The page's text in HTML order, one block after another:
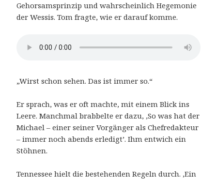
Gehorsamsprinzip und wahrscheinlich Hegemonie
der Wessis. Tom fragte, wie er darauf komme.
„Wirst schon sehen. Das ist immer so.“
Er sprach, was er oft machte, mit einem Blick ins
Leere. Manchmal brabbelte er dazu, ‚So was hat der
Michael – einer seiner Vorgänger als Chefredakteur
– immer noch abends erledigt’. Ihm entwich ein
Stöhnen.
Tennessee hielt die bestehenden Regeln durch. ‚Ein